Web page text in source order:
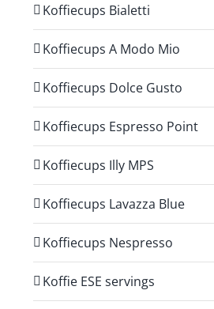
Koffiecups Bialetti
Koffiecups A Modo Mio
Koffiecups Dolce Gusto
Koffiecups Espresso Point
Koffiecups Illy MPS
Koffiecups Lavazza Blue
Koffiecups Nespresso
Koffie ESE servings